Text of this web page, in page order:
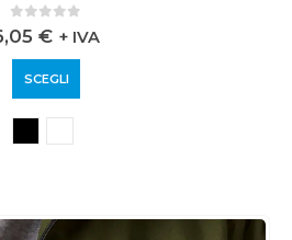
0 out of 5
€ + IVA
SCEGLI